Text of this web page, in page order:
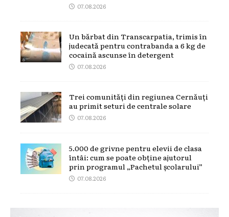
07.08.2026
Un bărbat din Transcarpatia, trimis în
judecată pentru contrabanda a 6 kg de
cocaină ascunse în detergent
07.08.2026
Trei comunități din regiunea Cernăuți
au primit seturi de centrale solare
07.08.2026
5.000 de grivne pentru elevii de clasa
întâi: cum se poate obține ajutorul
prin programul „Pachetul școlarului”
07.08.2026